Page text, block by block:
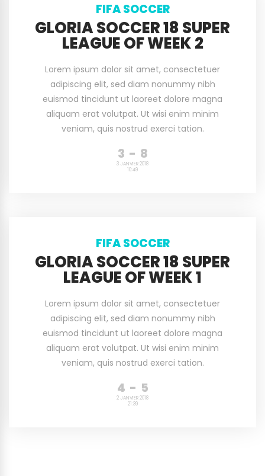
FIFA SOCCER
GLORIA SOCCER 18 SUPER
LEAGUE OF WEEK 2
Lorem ipsum dolor sit amet, consectetuer
adipiscing elit, sed diam nonummy nibh
euismod tincidunt ut laoreet dolore magna
aliquam erat volutpat. Ut wisi enim minim
veniam, quis nostrud exerci tation.
3 - 8
3 JANVIER 2018
10:49
FIFA SOCCER
GLORIA SOCCER 18 SUPER
LEAGUE OF WEEK 1
Lorem ipsum dolor sit amet, consectetuer
adipiscing elit, sed diam nonummy nibh
euismod tincidunt ut laoreet dolore magna
aliquam erat volutpat. Ut wisi enim minim
veniam, quis nostrud exerci tation.
4 - 5
2 JANVIER 2018
21:39